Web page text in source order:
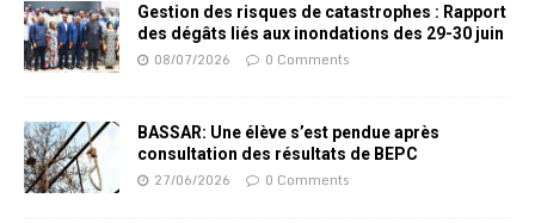
Gestion des risques de catastrophes : Rapport
des dégâts liés aux inondations des 29-30 juin
08/07/2026 0 Comments
BASSAR: Une élève s’est pendue après
consultation des résultats de BEPC
27/06/2026 0 Comments